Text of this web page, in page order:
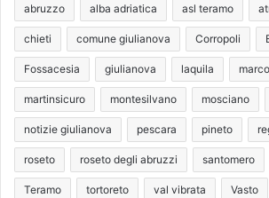
abruzzo alba adriatica asl teramo
chieti comune giulianova Corropoli
Fossacesia giulianova laquila
martinsicuro montesilvano mosciano
notizie giulianova pescara pineto
roseto roseto degli abruzzi santomero
Teramo tortoreto val vibrata Vasto